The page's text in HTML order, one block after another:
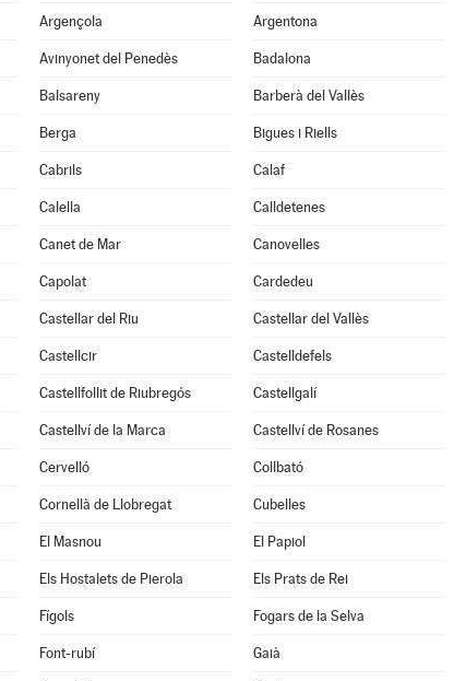
Argençola Argentona
Avinyonet del Penedès Badalona
Balsareny Barberà del Vallès
Berga Bigues i Riells
Cabrils Calaf
Calella Calldetenes
Canet de Mar Canovelles
Capolat Cardedeu
Castellar del Riu Castellar del Vallès
Castellcir Castelldefels
Castellfollit de Riubregós Castellgalí
Castellví de la Marca Castellví de Rosanes
Cervelló Collbató
Cornellà de Llobregat Cubelles
El Masnou El Papiol
Els Hostalets de Pierola Els Prats de Rei
Fígols Fogars de la Selva
Font-rubí Gaià